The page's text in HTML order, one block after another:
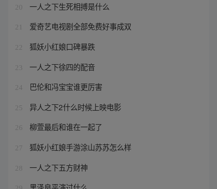
20 一人之下生死相搏是什么
21 爱奇艺电视剧全部免费好事成双
22 狐妖小红娘口碑暴跌
23 一人之下徐四的配音
24 巴伦和冯宝宝谁更厉害
25 异人之下2什么时候上映电影
26 柳萱最后和谁在一起了
27 狐妖小红娘手游涂山苏苏怎么样
28 一人之下五方财神